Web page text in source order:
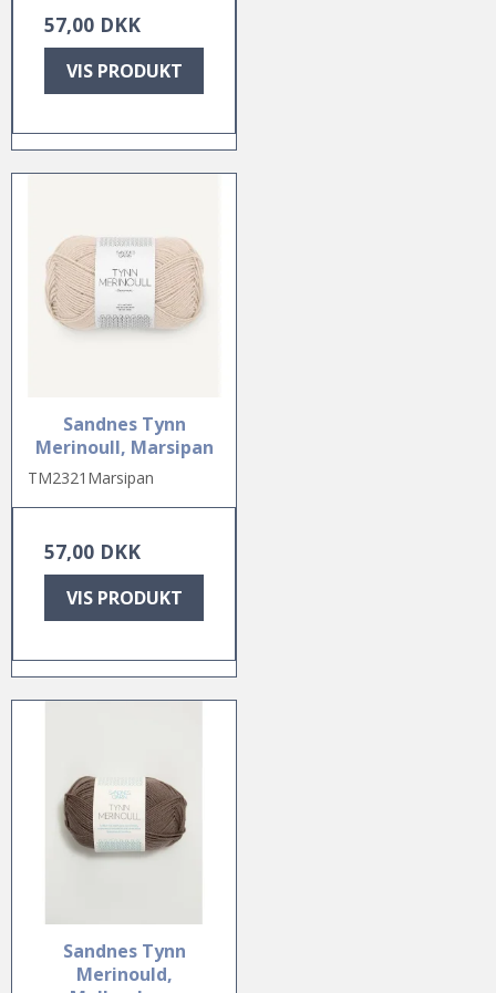
57,00 DKK
VIS PRODUKT
Sandnes Tynn
Merinoull, Marsipan
TM2321Marsipan
57,00 DKK
VIS PRODUKT
Sandnes Tynn
Merinould,